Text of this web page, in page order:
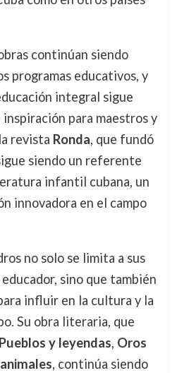
continúan siendo
programas educativos, y
integral sigue
para maestros y
revista Ronda, que fundó
siendo un referente
infantil cubana, un
innovadora en el campo
no solo se limita a sus
sino que también
influir en la cultura y la
Su obra literaria, que
Pueblos y leyendas, Oros
, continúa siendo